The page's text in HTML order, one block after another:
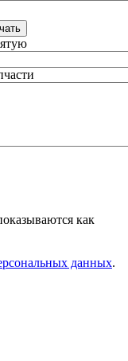
как
данных.